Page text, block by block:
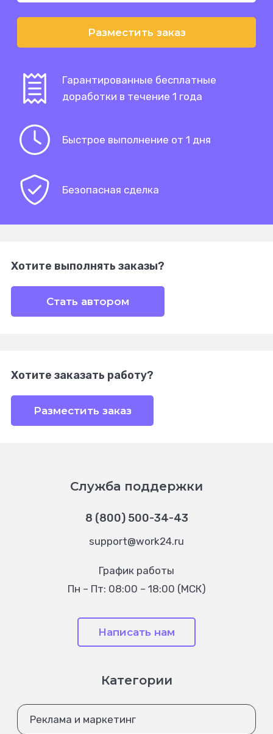
Разместить заказ
Гарантированные бесплатные
доработки в течение 1 года
Быстрое выполнение от 1 дня
Безопасная сделка
Хотите выполнять заказы?
Стать автором
Хотите заказать работу?
Разместить заказ
Служба поддержки
8 (800) 500-34-43
support@work24.ru
График работы
Пн – Пт: 08:00 – 18:00 (МСК)
Написать нам
Категории
Реклама и маркетинг